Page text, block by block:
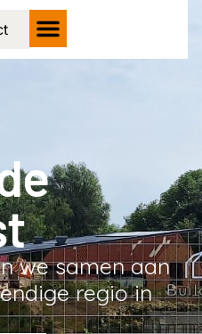
we samen aan
regio in